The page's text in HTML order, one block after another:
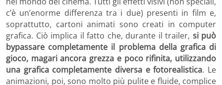
c’è un’enorme differenza tra i due) presenti in film e,
soprattutto, cartoni animati sono creati in computer
grafica. Ciò implica il fatto che, durante il trailer, si può
bypassare completamente il problema della grafica di
gioco, magari ancora grezza e poco rifinita, utilizzando
una grafica completamente diversa e fotorealistica. Le
animazioni, poi, sono molto più pulite e fluide, complice